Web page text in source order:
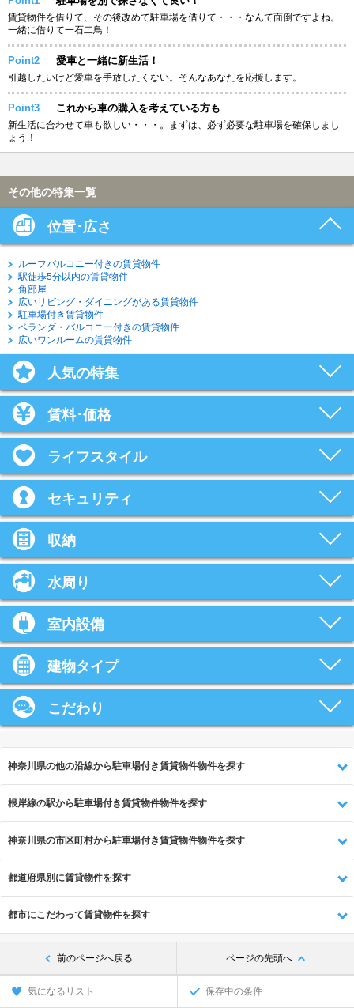
賃貸物件を借りて、その後改めて駐車場を借りて・・・なんて面倒ですよね。
一緒に借りて一石二鳥！
Point2 愛車と一緒に新生活！
引越したいけど愛車を手放したくない。そんなあなたを応援します。
Point3 これから車の購入を考えている方も
新生活に合わせて車も欲しい・・・。まずは、必ず必要な駐車場を確保しまし
ょう！
その他の特集一覧
位置･広さ
ルーフバルコニー付きの賃貸物件
駅徒歩5分以内の賃貸物件
角部屋
広いリビング・ダイニングがある賃貸物件
駐車場付き賃貸物件
ベランダ・バルコニー付きの賃貸物件
広いワンルームの賃貸物件
人気の特集
賃料･価格
ライフスタイル
セキュリティ
収納
水周り
室内設備
建物タイプ
こだわり
神奈川県の他の沿線から駐車場付き賃貸物件物件を探す
根岸線の駅から駐車場付き賃貸物件物件を探す
神奈川県の市区町村から駐車場付き賃貸物件物件を探す
都道府県別に賃貸物件を探す
都市にこだわって賃貸物件を探す
前のページへ戻る ページの先頭へ
気になるリスト 保存中の条件